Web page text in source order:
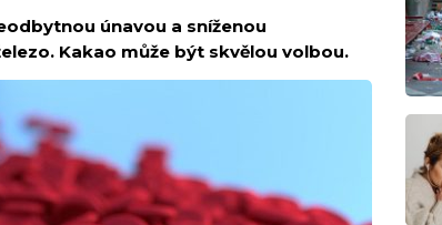
únavou a sníženou
Kakao může být skvělou volbou.